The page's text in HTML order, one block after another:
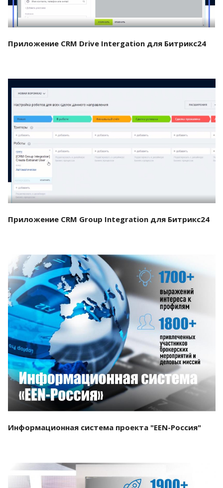
Приложение CRM Drive Intergation для Битрикс24
Смотреть проект
Приложение CRM Group Integration для Битрикс24
Смотреть проект
Информационная система проекта "EEN-Россия"